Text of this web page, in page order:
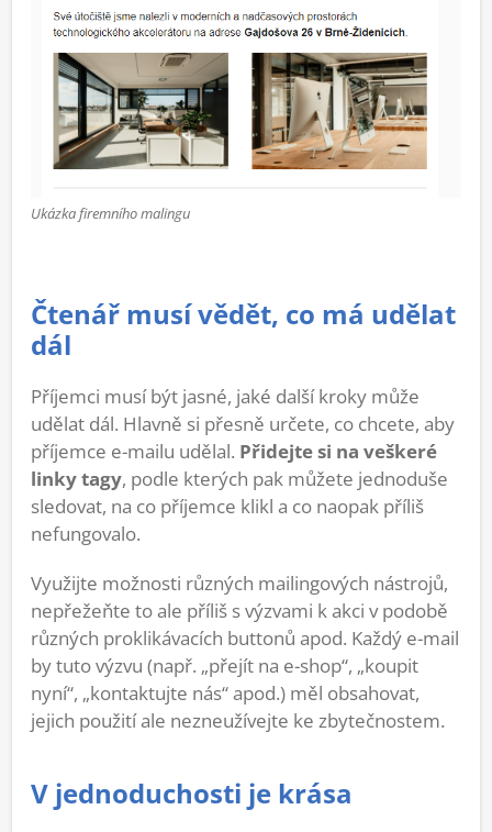
Ukázka firemního malingu
Čtenář musí vědět, co má udělat
dál
Příjemci musí být jasné, jaké další kroky může
udělat dál. Hlavně si přesně určete, co chcete, aby
příjemce e-mailu udělal. Přidejte si na veškeré
linky tagy, podle kterých pak můžete jednoduše
sledovat, na co příjemce klikl a co naopak příliš
nefungovalo.
Využijte možnosti různých mailingových nástrojů,
nepřežeňte to ale příliš s výzvami k akci v podobě
různých proklikávacích buttonů apod. Každý e-mail
by tuto výzvu (např. „přejít na e-shop“, „koupit
nyní“, „kontaktujte nás“ apod.) měl obsahovat,
jejich použití ale nezneužívejte ke zbytečnostem.
V jednoduchosti je krása